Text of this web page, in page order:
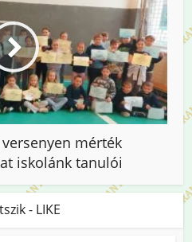
mérték
iskolánk tanulói
- LIKE